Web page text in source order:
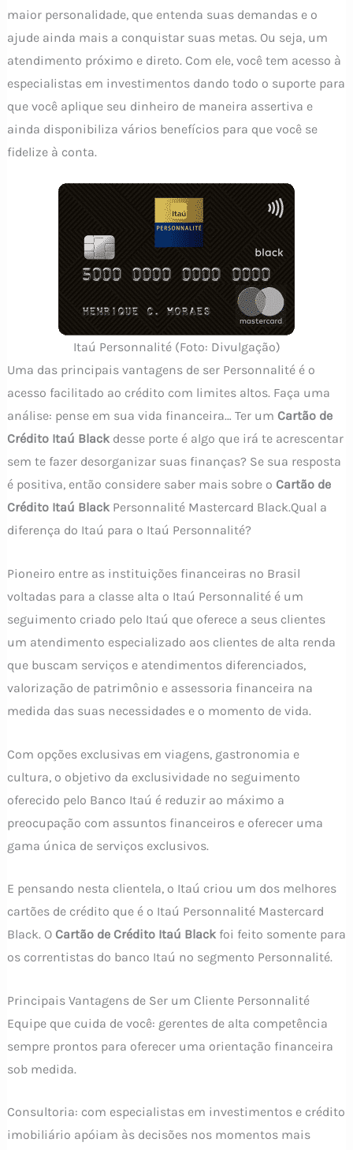
maior personalidade, que entenda suas demandas e o
ajude ainda mais a conquistar suas metas. Ou seja, um
atendimento próximo e direto. Com ele, você tem acesso à
especialistas em investimentos dando todo o suporte para
que você aplique seu dinheiro de maneira assertiva e
ainda disponibiliza vários benefícios para que você se
fidelize à conta.
Itaú Personnalité (Foto: Divulgação)
Uma das principais vantagens de ser Personnalité é o
acesso facilitado ao crédito com limites altos. Faça uma
análise: pense em sua vida financeira… Ter um Cartão de
Crédito Itaú Blackdesse porte é algo que irá te acrescentar
sem te fazer desorganizar suas finanças? Se sua resposta
é positiva, então considere saber mais sobre o Cartão de
Crédito Itaú BlackPersonnalité Mastercard Black.Qual a
diferença do Itaú para o Itaú Personnalité?
Pioneiro entre as instituições financeiras no Brasil
voltadas para a classe alta o Itaú Personnalité é um
seguimento criado pelo Itaú que oferece a seus clientes
um atendimento especializado aos clientes de alta renda
que buscam serviços e atendimentos diferenciados,
valorização de patrimônio e assessoria financeira na
medida das suas necessidades e o momento de vida.
Com opções exclusivas em viagens, gastronomia e
cultura, o objetivo da exclusividade no seguimento
oferecido pelo Banco Itaú é reduzir ao máximo a
preocupação com assuntos financeiros e oferecer uma
gama única de serviços exclusivos.
E pensando nesta clientela, o Itaú criou um dos melhores
cartões de crédito que é o Itaú Personnalité Mastercard
Black. O Cartão de Crédito Itaú Blackfoi feito somente para
os correntistas do banco Itaú no segmento Personnalité.
Principais Vantagens de Ser um Cliente Personnalité
Equipe que cuida de você: gerentes de alta competência
sempre prontos para oferecer uma orientação financeira
sob medida.
Consultoria: com especialistas em investimentos e crédito
imobiliário apóiam às decisões nos momentos mais